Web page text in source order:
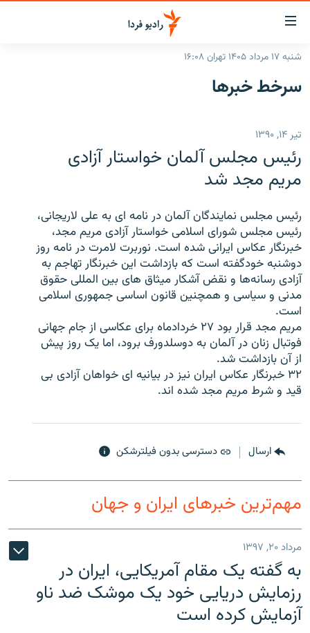
لینک‌های
قابلیت
دسترسی
بازگشت
اصلی
رفتن
صفحه
ایران
رادیو
انتخاب کنید و بشنوید
فرکانس‌ها
پادکست
گزارش‌های تصویری
گزارش‌های ویدئویی
زنان فردا
English
به ما بپیوندید
زبان‌های دیگر
شنبه ۱۷ مرداد ۱۴۰۵ تهران ۱۶:۰۸
سرخط‌ خبرها
تیر ۱۴, ۱۳۹۰
رئيس مجلس آلمان خواستار آزادی
مريم مجد شد
رئيس مجلس نمايندگان آلمان در نامه ای به علی لاريجانی،
رئيس مجلس شورای اسلامی خواستار آزادی مريم مجد،
خبرنگار عکاس ايرانی شده است. نوربرت لامرت در نامه روز
دوشنبه خودگفته است که بازداشت اين خبرنگار تهاجم به
آزادی رسانه‌ها و نقض آشکار ميثاق های بين المللی حقوق
مدنی و سياسی و همچنين قانون اساسی جمهوری اسلامی
است.
مريم مجد قرار بود ۲۷ خردادماه برای عکاسی از جام جهانی
فوتبال زنان در آلمان به دوسلدورف برود، اما يک روز پيش
از آن بازداشت شد.
۳۲ خبرنگار عکاس ايران نيز در بيانيه ای خواهان آزادی بی
قيد و شرط مريم مجد شده اند.
ارسال دسترسی بدون فیلترشکن
مهم‌ترین خبرهای ایران و جهان
مرداد ۲۰, ۱۳۹۷
به گفته یک مقام آمریکایی، ایران در
رزمایش دریایی خود یک موشک ضد ناو
آزمایش کرده است